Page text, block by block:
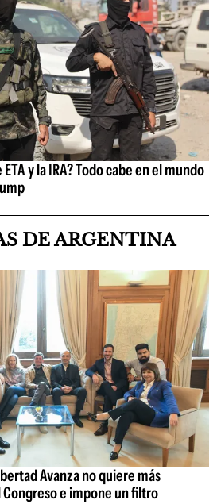
y la IRA? Todo cabe en el mundo
DE ARGENTINA
Avanza no quiere más
e impone un filtro